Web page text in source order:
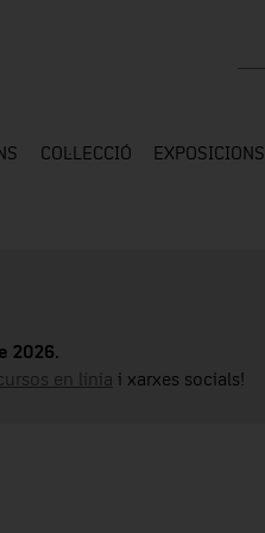
COL·LECCIÓ EXPOSICIONS
2026.
en línia i xarxes socials!